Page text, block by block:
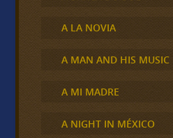
A LA NOVIA
A MAN AND HIS MUSIC
A MI MADRE
A NIGHT IN MÉXICO